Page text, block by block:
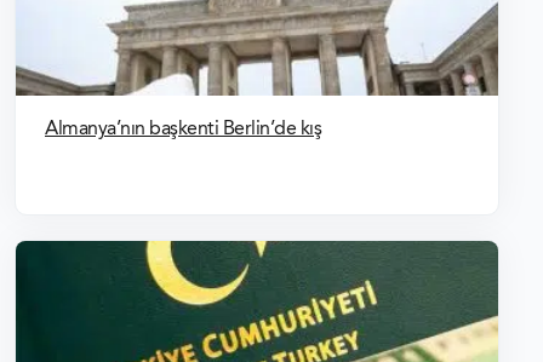
Almanya’nın başkenti Berlin’de kış